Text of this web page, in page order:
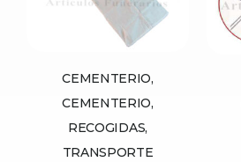
CEMENTERIO,
CEMENTERIO,
RECOGIDAS,
TRANSPORTE